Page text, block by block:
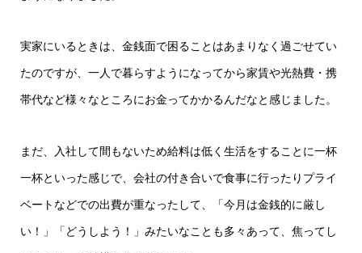
実家にいるときは、金銭面で困ることはあまりなく過ごせてい
たのですが、一人で暮らすようになってから家賃や光熱費・携
帯代など様々なところにお金ってかかるんだなと感じました。
まだ、入社して間もないため給料は低く生活をすることに一杯
一杯といった感じで、会社の付き合いで食事に行ったりプライ
ベートなどでの出費が重なったして、「今月は金銭的に厳し
い！」「どうしよう！」みたいなことも多々あって、焦ってし